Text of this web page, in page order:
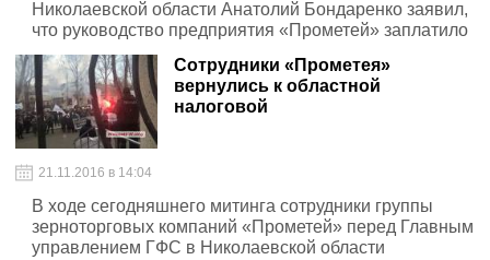
Николаевской области Анатолий Бондаренко заявил,
что руководство предприятия «Прометей» заплатило
небольшие налоги с оборота в 5 миллиардов гривен.
Сотрудники «Прометея»
вернулись к областной
налоговой
21.11.2016 в 14:04
В ходе сегодняшнего митинга сотрудники группы
зерноторговых компаний «Прометей» перед Главным
управлением ГФС в Николаевской области